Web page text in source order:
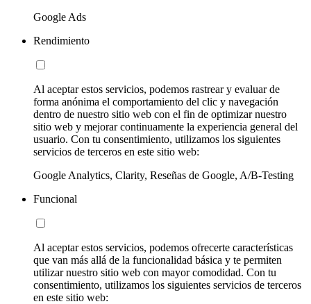
Google Ads
Rendimiento
Al aceptar estos servicios, podemos rastrear y evaluar de
forma anónima el comportamiento del clic y navegación
dentro de nuestro sitio web con el fin de optimizar nuestro
sitio web y mejorar continuamente la experiencia general del
usuario. Con tu consentimiento, utilizamos los siguientes
servicios de terceros en este sitio web:
Google Analytics, Clarity, Reseñas de Google, A/B-Testing
Funcional
Al aceptar estos servicios, podemos ofrecerte características
que van más allá de la funcionalidad básica y te permiten
utilizar nuestro sitio web con mayor comodidad. Con tu
consentimiento, utilizamos los siguientes servicios de terceros
en este sitio web: